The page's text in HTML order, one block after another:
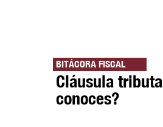
BITÁCORA FISCAL
Cláusula
conoces?